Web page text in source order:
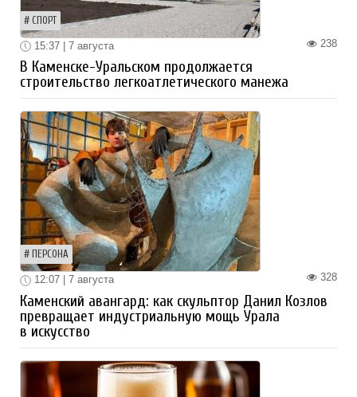
СПОРТ
238
15:37 | 7 августа
В Каменске-Уральском продолжается
строительство легкоатлетического манежа
ПЕРСОНА
328
12:07 | 7 августа
Каменский авангард: как скульптор Данил Козлов
превращает индустриальную мощь Урала
в искусство